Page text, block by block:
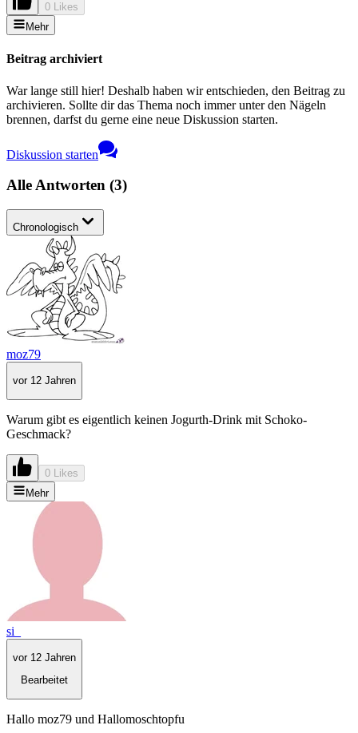
0 Likes
Mehr
Beitrag archiviert
War lange still hier! Deshalb haben wir entschieden, den Beitrag zu
archivieren. Sollte dir das Thema noch immer unter den Nägeln
brennen, darfst du gerne eine neue Diskussion starten.
Diskussion starten
Alle Antworten (3)
Chronologisch
moz79
vor 12 Jahren
Warum gibt es eigentlich keinen Jogurth-Drink mit Schoko-
Geschmack?
0 Likes
Mehr
si_
vor 12 Jahren
Bearbeitet
Hallo moz79 und Hallomoschtopfu